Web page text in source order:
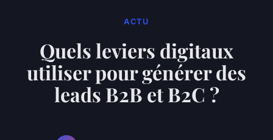
ACTU
Quels leviers digitaux
utiliser pour générer des
leads B2B et B2C ?